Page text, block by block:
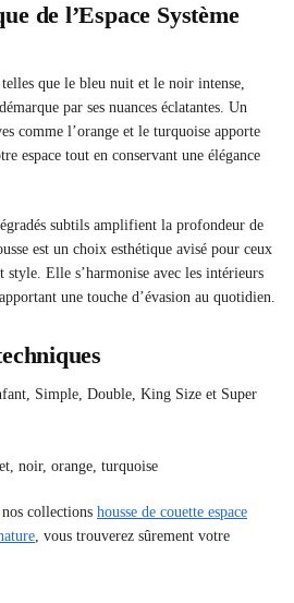
de l’Espace Système
que le bleu nuit et le noir intense,
par ses nuances éclatantes. Un
comme l’orange et le turquoise apporte
espace tout en conservant une élégance
subtils amplifient la profondeur de
est un choix esthétique avisé pour ceux
Elle s’harmonise avec les intérieurs
une touche d’évasion au quotidien.
Simple, Double, King Size et Super
noir, orange, turquoise
collections housse de couette espace
, vous trouverez sûrement votre